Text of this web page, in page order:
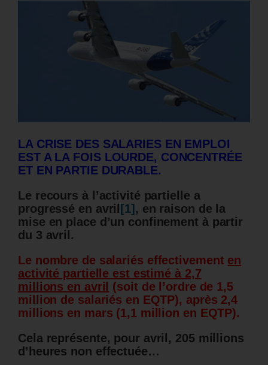
LA CRISE DES SALARIES EN EMPLOI
EST A LA FOIS LOURDE, CONCENTRÉE
ET EN PARTIE DURABLE.
Le recours à l’activité partielle a
progressé en avril [1] , en raison de la
mise en place d’un confinement à partir
du 3 avril.
Le nombre de salariés effectivement en
activité partielle est estimé à 2,7
millions en avril
(soit de l’ordre de 1,5
million de salariés en EQTP), après 2,4
millions en mars (1,1 million en EQTP).
Cela représente, pour avril, 205 millions
d’heures non effectuée…